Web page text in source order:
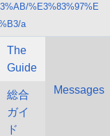
%E3%83%97%E
a
The
Guide
Messages
総合
ガイ
ド